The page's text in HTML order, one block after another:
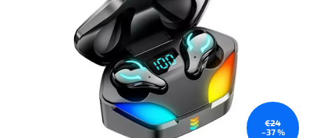
hviezdičiek.
€24
–37 %